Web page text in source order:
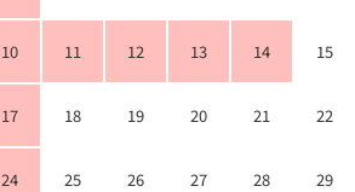
10 11 12 13 14 15
17 18 19 20 21 22
24 25 26 27 28 29